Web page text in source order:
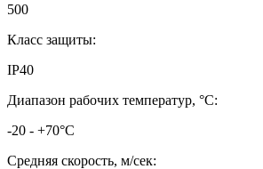
500
Класс защиты:
IP40
Диапазон рабочих температур, °C:
-20 - +70°C
Средняя скорость, м/сек: